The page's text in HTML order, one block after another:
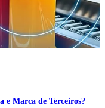
e Marca de Terceiros?